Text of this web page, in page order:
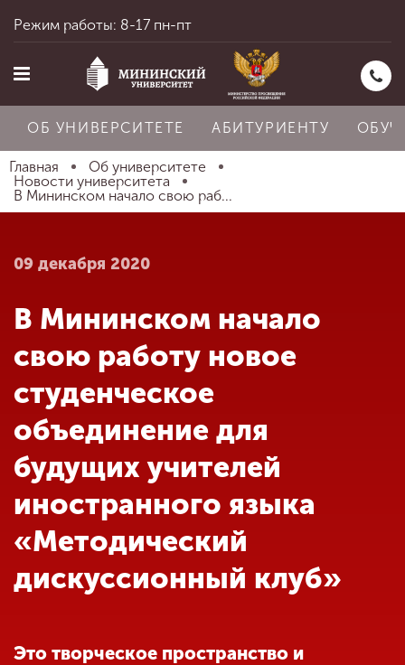
Главная
Абитуриенту
Обучение
Наука
Международная
деятельность
Режим работы: 8-17 пн-пт
ОБ УНИВЕРСИТЕТЕ АБИТУРИЕНТУ
Главная
Об университете
Новости университета
В Мининском начало свою раб...
09 декабря 2020
В Мининском начало
свою работу новое
студенческое
объединение для
будущих учителей
иностранного языка
«Методический
дискуссионный клуб»
Это творческое пространство и